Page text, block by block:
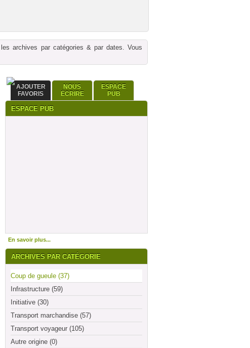
archives par catégories & par dates. Vous
AJOUTER
FAVORIS
NOUS
ÉCRIRE
ESPACE
PUB
ESPACE PUB
En savoir plus...
ARCHIVES PAR CATÉGORIE
Coup de gueule (37)
Infrastructure (59)
Initiative (30)
Transport marchandise (57)
Transport voyageur (105)
Autre origine (0)